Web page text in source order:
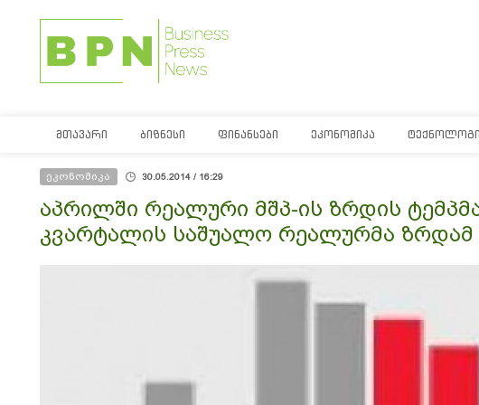
ᲛᲗᲐᲕᲐᲠᲘ ᲑᲘᲖᲜᲔᲡᲘ ᲤᲘᲜᲐᲜᲡᲔᲑᲘ ᲔᲙᲝᲜᲝᲛᲘᲙᲐ
ეკონომიკა 30.05.2014 / 16:29
აპრილში რეალური მშპ-ის ზრდის
კვარტალის საშუალო რეალურმა ზრდამ